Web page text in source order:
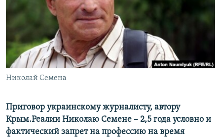
ПОБЕДИТЕЛЕЙ НЕ СУДЯТ?
КРЫМ.НЕПОКОРЕННЫЙ
ELIFBE
УКРАИНСКАЯ ПРОБЛЕМА КРЫМА
ПРИСОЕДИНЯЙТЕСЬ!
Все сайты RFE/RL
Николай Семена
Приговор украинскому журналисту, автору
Крым.Реалии Николаю Семене – 2,5 года условно и
фактический запрет на профессию на время